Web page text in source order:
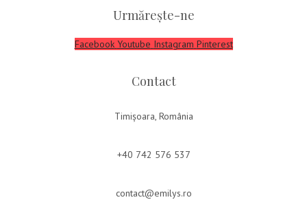
Urmărește-ne
Facebook Youtube Instagram Pinterest
Contact
Timișoara, România
+40 742 576 537
contact@emilys.ro